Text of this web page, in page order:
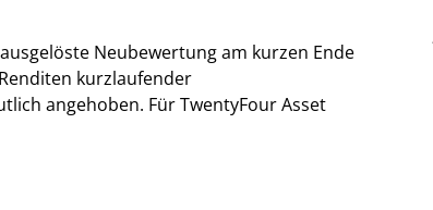
Neubewertung am kurzen Ende
kurzlaufender
angehoben. Für TwentyFour Asset